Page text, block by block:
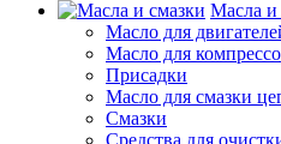
Масла и
Масло для
Масло для
Присадки
Масло для смазки
Смазки
Средства для